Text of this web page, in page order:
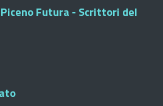
Futura - Scrittori del